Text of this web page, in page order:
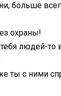
больше
охраны!
людей-то
ты с ними